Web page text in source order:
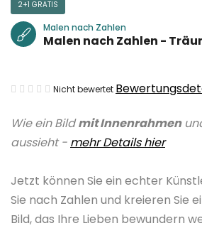
Wie ein Bildmit Innenrahmen
aussieht - mehr Details hier
Jetzt können Sie ein echter
Sie nach Zahlen und kreieren Sie
Bild, das Ihre Lieben bewundern
2+1 GRATIS
Malen nach Zahlen
Malen nach Zahlen -
Die
Produktbewertung
ist
von
5
Sternen.
Nicht bewertet